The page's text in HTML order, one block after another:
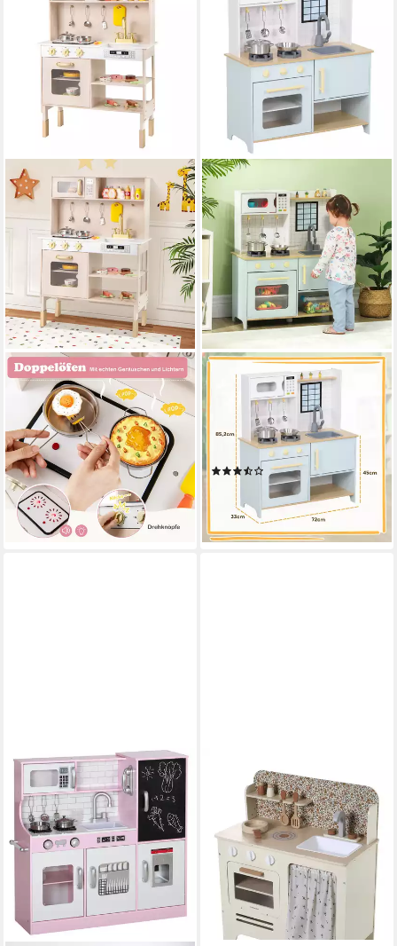
COSTWAY
Spielküche Holz,
Höhenverstellbar inkl.
Kochzubehör mit Licht &
Sound
85,39 € UVP144,99 €
-41%
lieferbar - in 3-4 Werktagen bei dir
AIYAPLAY
Spielküche Kinderküche mit
Mikrowelle, Spielzeugküche
mit Stauraum MDF, Edelstahl,
für 3+ Jahre Kinder, Blau
(3)
61,99 € UVP 139,90 €
-56%
lieferbar - in 2-3 Werktagen bei dir